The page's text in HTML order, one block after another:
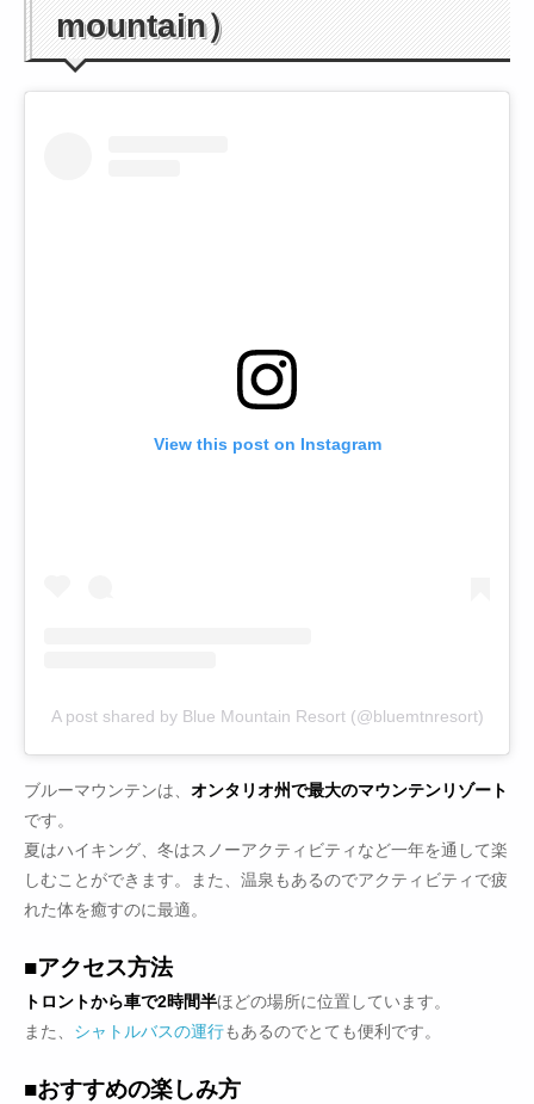
mountain）
View this post on Instagram
A post shared by Blue Mountain Resort (@bluemtnresort)
ブルーマウンテンは、 オンタリオ州で最大のマウンテンリゾート
です。
夏はハイキング、冬はスノーアクティビティなど一年を通して楽
しむことができます。また、温泉もあるのでアクティビティで疲
れた体を癒すのに最適。
■アクセス方法
トロントから車で2時間半ほどの場所に位置しています。
また、 シャトルバスの運行もあるのでとても便利です。
■おすすめの楽しみ方